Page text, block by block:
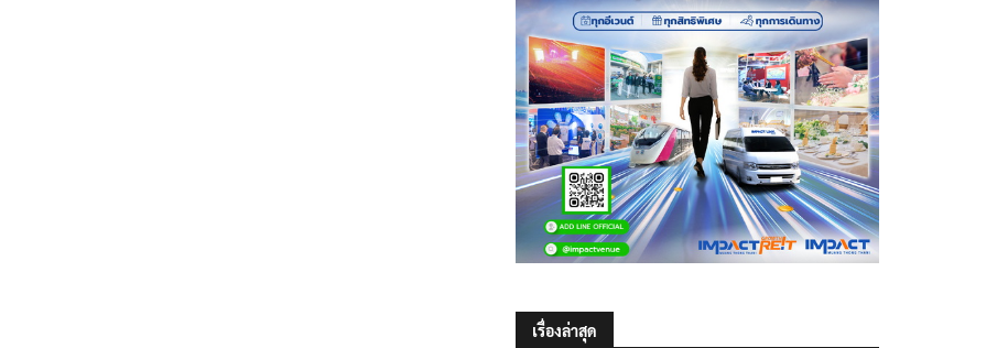
เรื่องล่าสุด